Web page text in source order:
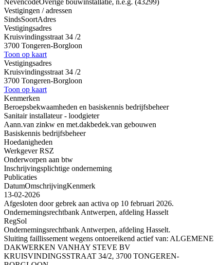
Vestigingen / adressen
SindsSoortAdres
Vestigingsadres
Kruisvindingsstraat 34 /2
3700 Tongeren-Borgloon
Toon op kaart
Vestigingsadres
Kruisvindingsstraat 34 /2
3700 Tongeren-Borgloon
Toon op kaart
Kenmerken
Beroepsbekwaamheden en basiskennis bedrijfsbeheer
Sanitair installateur - loodgieter
Aann.van zinkw en met.dakbedek.van gebouwen
Basiskennis bedrijfsbeheer
Hoedanigheden
Werkgever RSZ
Onderworpen aan btw
Inschrijvingsplichtige onderneming
Publicaties
DatumOmschrijvingKenmerk
13-02-2026
Afgesloten door gebrek aan activa op 10 februari 2026.
Ondernemingsrechtbank Antwerpen, afdeling Hasselt
RegSol
Ondernemingsrechtbank Antwerpen, afdeling Hasselt.
Sluiting faillissement wegens ontoereikend actief van: ALGEMENE
DAKWERKEN VANHAY STEVE BV
KRUISVINDINGSSTRAAT 34/2, 3700 TONGEREN-